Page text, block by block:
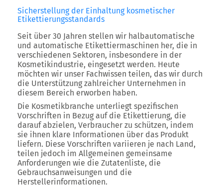
Sicherstellung der Einhaltung kosmetischer
Etikettierungsstandards
Seit über 30 Jahren stellen wir halbautomatische
und automatische Etikettiermaschinen her, die in
verschiedenen Sektoren, insbesondere in der
Kosmetikindustrie, eingesetzt werden. Heute
möchten wir unser Fachwissen teilen, das wir durch
die Unterstützung zahlreicher Unternehmen in
diesem Bereich erworben haben.
Die Kosmetikbranche unterliegt spezifischen
Vorschriften in Bezug auf die Etikettierung, die
darauf abzielen, Verbraucher zu schützen, indem
sie ihnen klare Informationen über das Produkt
liefern. Diese Vorschriften variieren je nach Land,
teilen jedoch im Allgemeinen gemeinsame
Anforderungen wie die Zutatenliste, die
Gebrauchsanweisungen und die
Herstellerinformationen.